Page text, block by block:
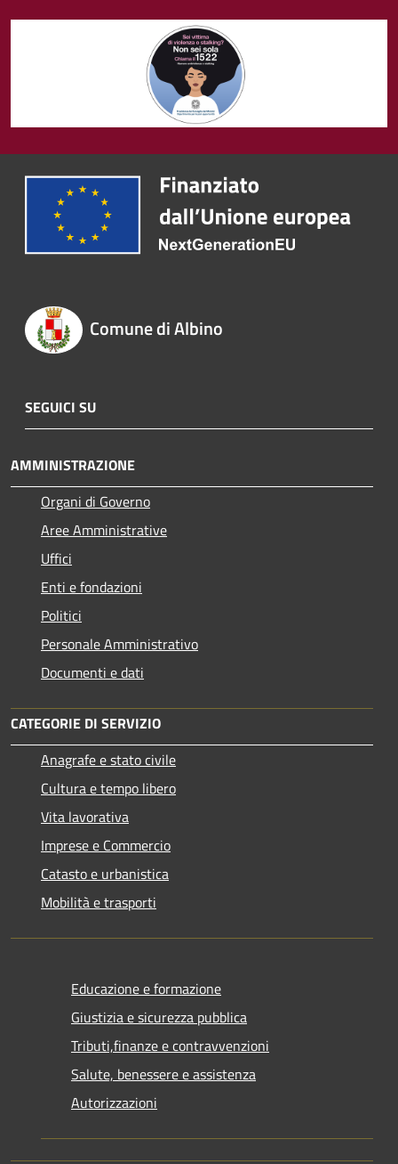
Comune di Albino
SEGUICI SU
AMMINISTRAZIONE
Organi di Governo
Aree Amministrative
Uffici
Enti e fondazioni
Politici
Personale Amministrativo
Documenti e dati
CATEGORIE DI SERVIZIO
Anagrafe e stato civile
Cultura e tempo libero
Vita lavorativa
Imprese e Commercio
Catasto e urbanistica
Mobilità e trasporti
Educazione e formazione
Giustizia e sicurezza pubblica
Tributi,finanze e contravvenzioni
Salute, benessere e assistenza
Autorizzazioni